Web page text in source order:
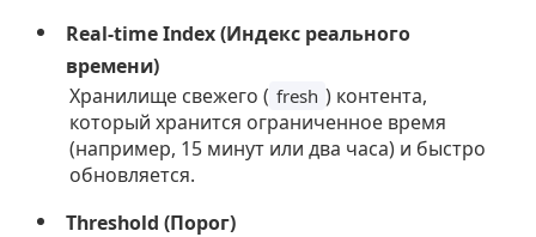
Real-time Index (Индекс реального
времени)
Хранилище свежего ( fresh ) контента,
который хранится ограниченное время
(например, 15 минут или два часа) и быстро
обновляется.
Threshold (Порог)